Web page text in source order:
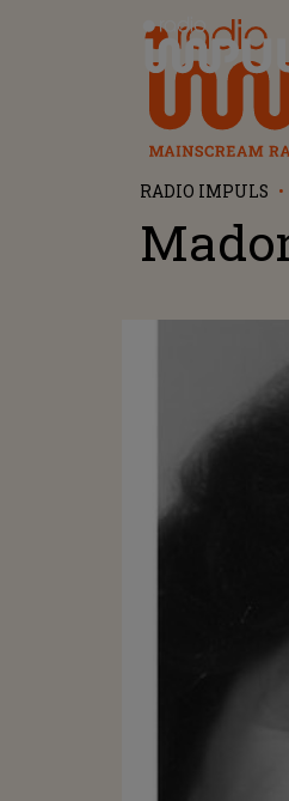
Radio Impuls
RADIO IMPULS